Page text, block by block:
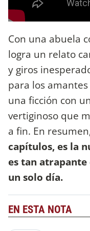
Con una abuela
logra un relato
y giros
para los
una ficción con
vertiginoso que
a fin. En
capítulos, es la
es tan
un solo día.
EN ESTA NOTA